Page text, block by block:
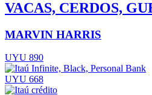
VACAS, CERDOS,
MARVIN HARRIS
UYU 890
UYU 668